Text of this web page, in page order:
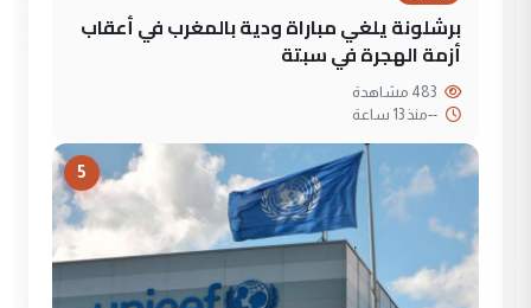
برشلونة يلغي مباراة ودية بالمغرب في أعقاب
أزمة الهجرة في سبتة
--منذ 13 ساعة
5